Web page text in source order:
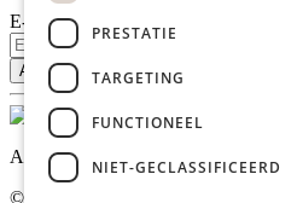
E-mailadres
Al onze prijzen zijn incl. BTW
© Copyright 2026 Limburgs
PRESTATIE
TARGETING
FUNCTIONEEL
NIET-GECLASSIFICEERD